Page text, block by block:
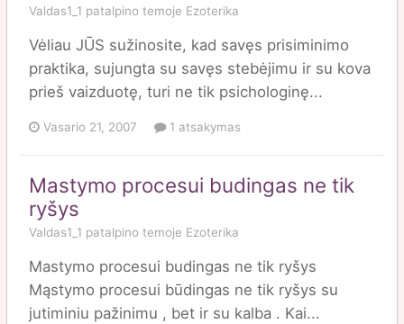
Valdas1_1 patalpino temoje Ezoterika
Vėliau JŪS sužinosite, kad savęs prisiminimo
praktika, sujungta su savęs stebėjimu ir su kova
prieš vaizduotę, turi ne tik psichologinę...
Vasario 21, 2007 1 atsakymas
Mastymo procesui budingas ne tik
ryšys
Valdas1_1 patalpino temoje Ezoterika
Mastymo procesui budingas ne tik ryšys
Mąstymo procesui būdingas ne tik ryšys su
jutiminiu pažinimu , bet ir su kalba . Kai...